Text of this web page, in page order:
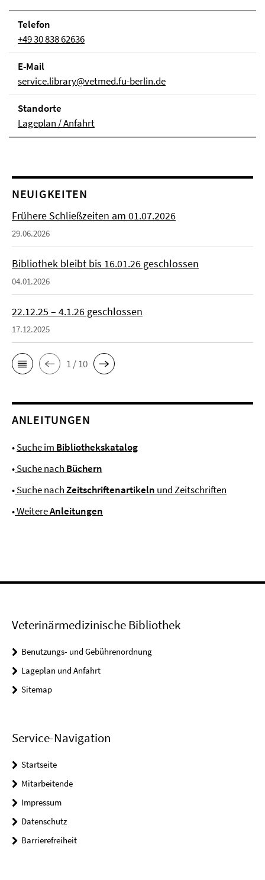
Telefon
+49 30 838 62636
E-Mail
service.library@vetmed.fu-berlin.de
Stand­orte
Lageplan / Anfahrt
NEUIGKEITEN
Frühere Schließzeiten am 01.07.2026
29.06.2026
Bibliothek bleibt bis 16.01.26 geschlossen
04.01.2026
22.12.25 – 4.1.26 geschlossen
17.12.2025
1 / 10
ANLEITUNGEN
•Suche im Bibliothekskatalog
•Suche nach Büchern
•Suche nachZeitschriftenartikeln und Zeitschriften
•WeitereAnleitungen
Veterinärmedizinische Bibliothek
Benutzungs- und Gebührenordnung
Lageplan und Anfahrt
Sitemap
Service-Navigation
Startseite
Mitarbeitende
Impressum
Datenschutz
Barrierefreiheit